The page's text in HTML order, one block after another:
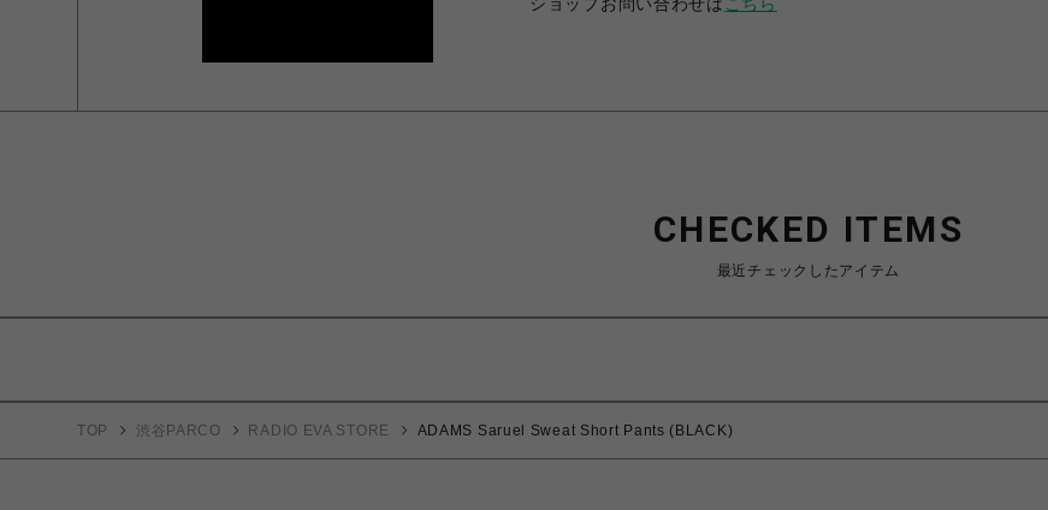
CHECKED ITEMS
最近チェックしたアイテム
TOP 渋谷PARCO RADIO EVA STORE ADAMS Saruel Sweat Short Pants (BLACK)